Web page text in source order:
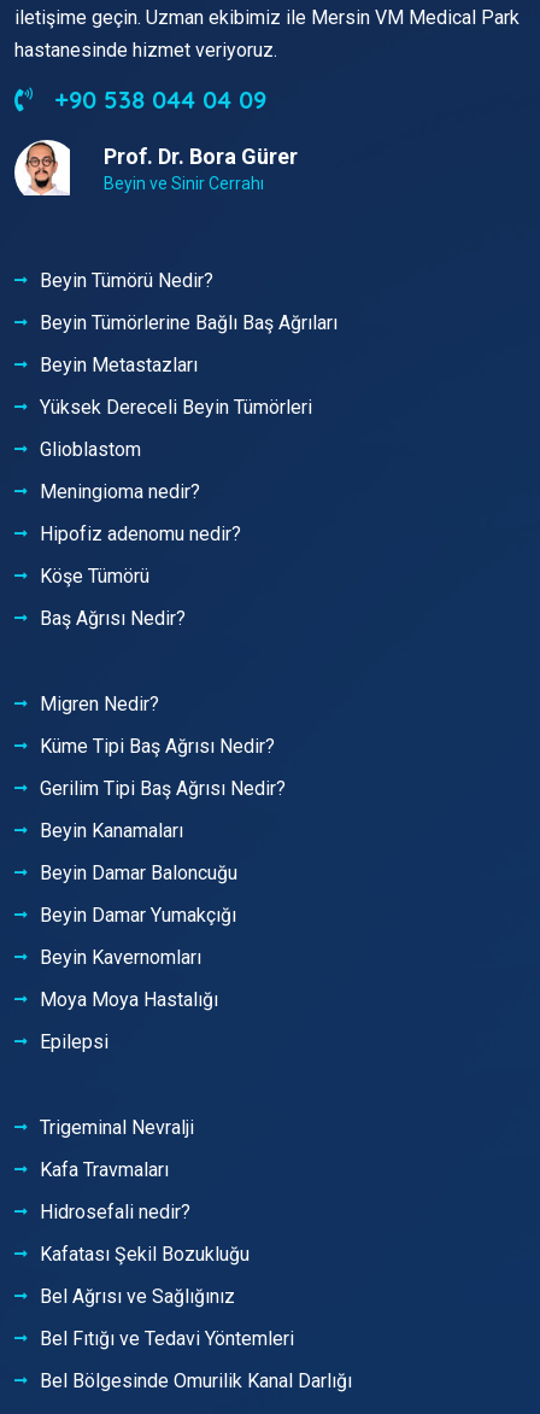
iletişime geçin. Uzman ekibimiz ile Mersin VM Medical Park
hastanesinde hizmet veriyoruz.
+90 538 044 04 09
Prof. Dr. Bora Gürer
Beyin ve Sinir Cerrahı
Beyin Tümörü Nedir?
Beyin Tümörlerine Bağlı Baş Ağrıları
Beyin Metastazları
Yüksek Dereceli Beyin Tümörleri
Glioblastom
Meningioma nedir?
Hipofiz adenomu nedir?
Köşe Tümörü
Baş Ağrısı Nedir?
Migren Nedir?
Küme Tipi Baş Ağrısı Nedir?
Gerilim Tipi Baş Ağrısı Nedir?
Beyin Kanamaları
Beyin Damar Baloncuğu
Beyin Damar Yumakçığı
Beyin Kavernomları
Moya Moya Hastalığı
Epilepsi
Trigeminal Nevralji
Kafa Travmaları
Hidrosefali nedir?
Kafatası Şekil Bozukluğu
Bel Ağrısı ve Sağlığınız
Bel Fıtığı ve Tedavi Yöntemleri
Bel Bölgesinde Omurilik Kanal Darlığı